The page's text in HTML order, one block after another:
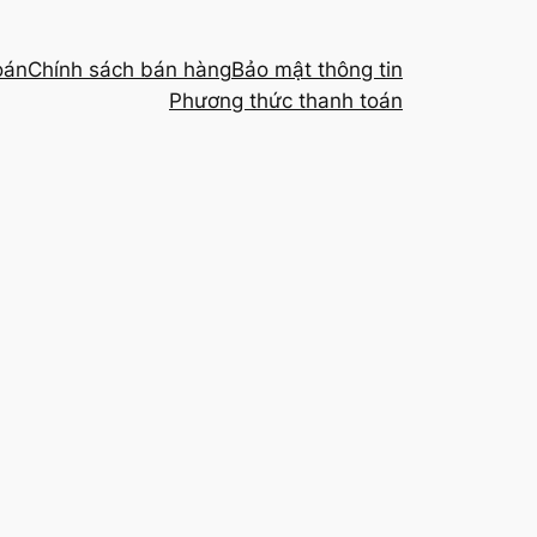
Chính sách bán hàngBảo mật thông tin
Phương thức thanh toán